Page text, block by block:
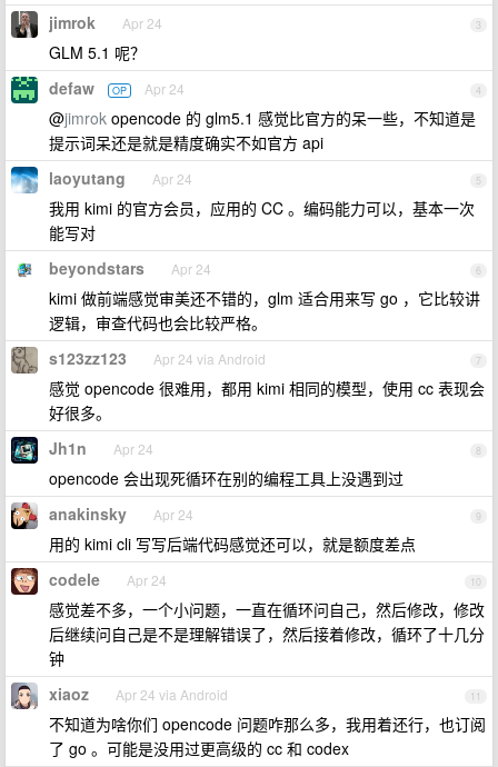
3
jimrok Apr 24
GLM 5.1 呢？
4
defaw OP Apr 24
@jimrok opencode 的 glm5.1 感觉比官方的呆一些，不知道是
提示词呆还是就是精度确实不如官方 api
5
laoyutang Apr 24
我用 kimi 的官方会员，应用的 CC 。编码能力可以，基本一次
能写对
6
beyondstars Apr 24
kimi 做前端感觉审美还不错的，glm 适合用来写 go ，它比较讲
逻辑，审查代码也会比较严格。
7
s123zz123 Apr 24 via Android
感觉 opencode 很难用，都用 kimi 相同的模型，使用 cc 表现会
好很多。
8
Jh1n Apr 24
opencode 会出现死循环在别的编程工具上没遇到过
9
anakinsky Apr 24
用的 kimi cli 写写后端代码感觉还可以，就是额度差点
10
codele Apr 24
感觉差不多，一个小问题，一直在循环问自己，然后修改，修改
后继续问自己是不是理解错误了，然后接着修改，循环了十几分
钟
11
xiaoz Apr 24 via Android
不知道为啥你们 opencode 问题咋那么多，我用着还行，也订阅
了 go 。可能是没用过更高级的 cc 和 codex